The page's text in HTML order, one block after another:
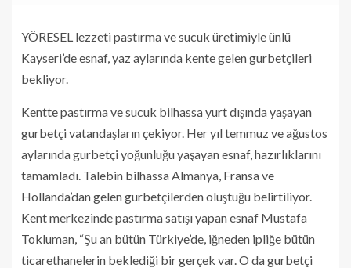
YÖRESEL lezzeti pastırma ve sucuk üretimiyle ünlü
Kayseri’de esnaf, yaz aylarında kente gelen gurbetçileri
bekliyor.
Kentte pastırma ve sucuk bilhassa yurt dışında yaşayan
gurbetçi vatandaşların çekiyor. Her yıl temmuz ve ağustos
aylarında gurbetçi yoğunluğu yaşayan esnaf, hazırlıklarını
tamamladı. Talebin bilhassa Almanya, Fransa ve
Hollanda’dan gelen gurbetçilerden oluştuğu belirtiliyor.
Kent merkezinde pastırma satışı yapan esnaf Mustafa
Tokluman, “Şu an bütün Türkiye’de, iğneden ipliğe bütün
ticarethanelerin beklediği bir gerçek var. O da gurbetçi